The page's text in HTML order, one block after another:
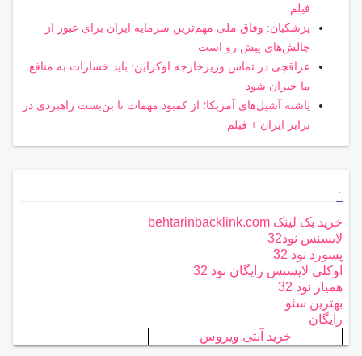
فیلم
پزشکیان: وفاق ملی مهم‌ترین سرمایه ایران برای عبور از
چالش‌های پیش رو است
عراقچی در تماس وزیرخارجه اوکراین: باید خسارات به منافع
ما جبران شود
پاشنه آشیل‌های آمریکا؛ از کمبود مهمات تا بن‌بست راهبردی در
برابر ایران + فیلم
.
خرید بک لینک behtarinbacklink.com
لایسنس نود32
پسورد نود 32
اوکلی لایسنس رایگان نود 32
همیار نود 32
بهترین سئو
رایگان
خرید آنتی ویروس